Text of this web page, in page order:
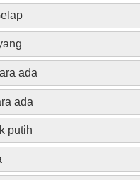
ada
ada
putih